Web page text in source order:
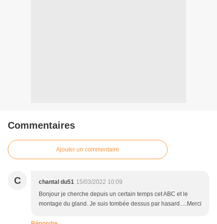
Commentaires
Ajouter un commentaire
C chantal du51 15/03/2022 10:09
Bonjour je cherche depuis un certain temps cet ABC et le
montage du gland. Je suis tombée dessus par hasard.....Merci